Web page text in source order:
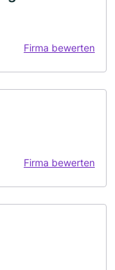
Firma bewerten
Firma bewerten